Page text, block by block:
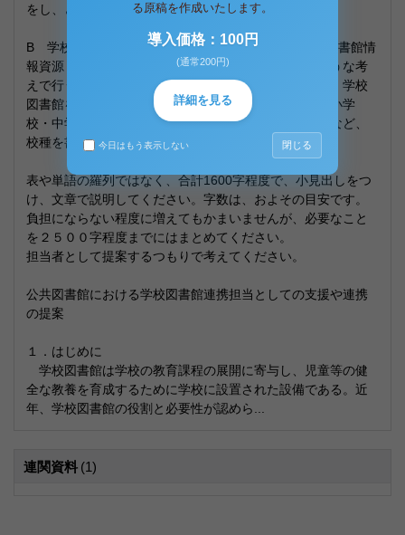
をし、どのように連携していくか、述べてください。
B 学校司書として学校図書館に勤務した場合、学校図書館情
報資源（資料）の収集・組織化・保存・提供をどのような考
えで行うか、基本的な考えを述べてください。つまり、学校
図書館をどのように整備していくかということです。小学
校・中学校・高等学校・特別支援学校（中高一貫校）など、
校種を書いてください。
表や単語の羅列ではなく、合計1600字程度で、小見出しをつ
け、文章で説明してください。字数は、およその目安です。
負担にならない程度に増えてもかまいませんが、必要なこと
を２５００字程度までにはまとめてください。
担当者として提案するつもりで考えてください。
公共図書館における学校図書館連携担当としての支援や連携
の提案
１．はじめに
学校図書館は学校の教育課程の展開に寄与し、児童等の健
全な教養を育成するために学校に設置された設備である。近
年、学校図書館の役割と必要性が認めら...
連関資料 (1)
る原稿を作成いたします。
導入価格：100円
(通常200円)
詳細を見る
今日はもう表示しない 閉じる